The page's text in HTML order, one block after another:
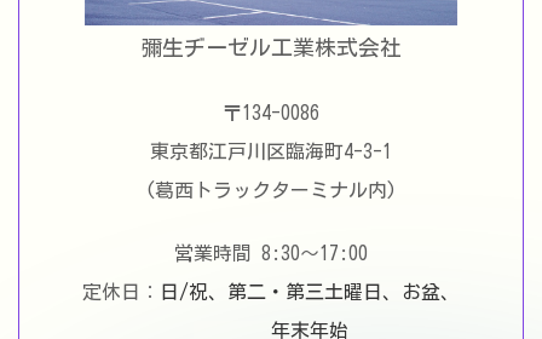
彌生ヂーゼル工業株式会社
〒134-0086
東京都江戸川区臨海町4-3-1
(葛西トラックターミナル内)
営業時間 8:30〜17:00
定休日：
日/祝、第二・第三土曜日、お盆、
年末年始